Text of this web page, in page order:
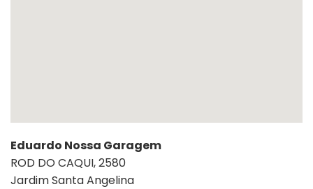
Eduardo Nossa Garagem
ROD DO CAQUI, 2580
Jardim Santa Angelina